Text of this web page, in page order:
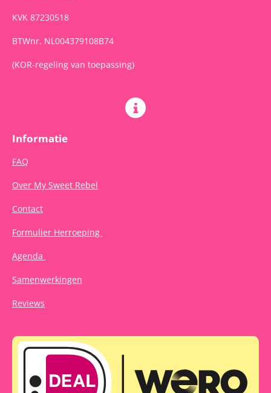
KVK 87230518
BTWnr. NL004379108B74
(KOR-regeling van toepassing)
Informatie
FAQ
Over My Sweet Rebel
Contact
Formulier Herroeping
Agenda
Samenwerkingen
Reviews